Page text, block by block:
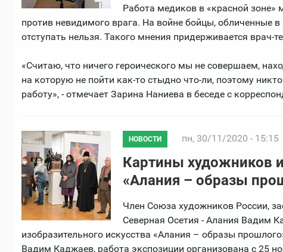
Работа медиков в «красной
против невидимого врага. На войне бойцы, обличенные
отступать нельзя. Такого мнения придерживается врач-
«Считаю, что ничего героического мы не совершаем,
на которую не пойти как-то стыдно что-ли, поэтому
работу», - отмечает Зарина Наниева в беседе с
НОВОСТИ пн, 30/11/2020 - 15:15
Картины художников
«Алания – образы
Член Союза художников России,
Северная Осетия - Алания Вадим
изобразительного искусства «Алания – образы
Вадим Каджаев, работа экспозиции организована с 25